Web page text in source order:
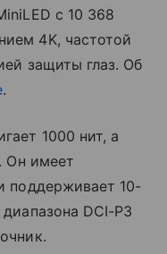
с 10 368
4K, частотой
защиты глаз. Об
.
1000 нит, а
Он имеет
поддерживает 10-
DCI-P3